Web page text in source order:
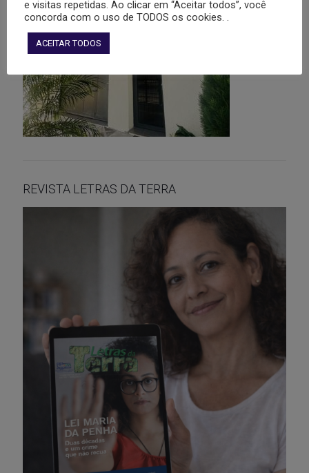
REVISTA LETRAS DA TERRA
e visitas repetidas. Ao clicar em “Aceitar todos”, você
concorda com o uso de TODOS os cookies. .
ACEITAR TODOS